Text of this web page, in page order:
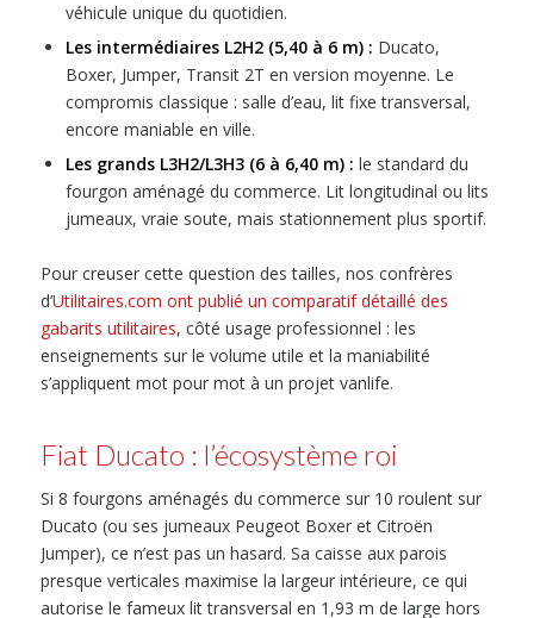
véhicule unique du quotidien.
Les intermédiaires L2H2 (5,40 à 6 m) : Ducato,
Boxer, Jumper, Transit 2T en version moyenne. Le
compromis classique : salle d’eau, lit fixe transversal,
encore maniable en ville.
Les grands L3H2/L3H3 (6 à 6,40 m) : le standard du
fourgon aménagé du commerce. Lit longitudinal ou lits
jumeaux, vraie soute, mais stationnement plus sportif.
Pour creuser cette question des tailles, nos confrères
d’Utilitaires.com ont publié un comparatif détaillé des
gabarits utilitaires, côté usage professionnel : les
enseignements sur le volume utile et la maniabilité
s’appliquent mot pour mot à un projet vanlife.
Fiat Ducato : l’écosystème roi
Si 8 fourgons aménagés du commerce sur 10 roulent sur
Ducato (ou ses jumeaux Peugeot Boxer et Citroën
Jumper), ce n’est pas un hasard. Sa caisse aux parois
presque verticales maximise la largeur intérieure, ce qui
autorise le fameux lit transversal en 1,93 m de large hors